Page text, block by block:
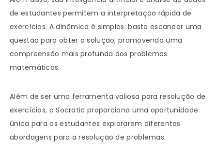
de estudantes permitem a interpretação rápida de
exercícios. A dinâmica é simples: basta escanear uma
questão para obter a solução, promovendo uma
compreensão mais profunda dos problemas
matemáticos.
Além de ser uma ferramenta valiosa para resolução de
exercícios, o Socratic proporciona uma oportunidade
única para os estudantes explorarem diferentes
abordagens para a resolução de problemas.